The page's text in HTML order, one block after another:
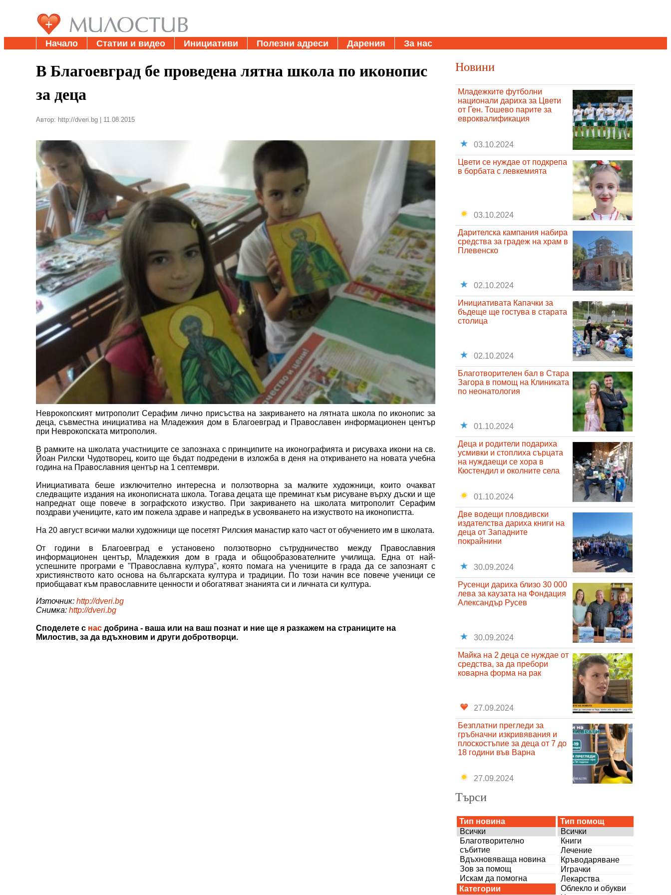
Начало Статии и видео Инициативи Полезни адреси Дарения За нас
В Благоевград бе проведена лятна школа по иконопис
за деца
Автор: http://dveri.bg | 11.08.2015
Неврокопският митрополит Серафим лично присъства на закриването на лятната школа по иконопис за
деца, съвместна инициатива на Младежкия дом в Благоевград и Православен информационен център
при Неврокопската митрополия.
В рамките на школата участниците се запознаха с принципите на иконографията и рисуваха икони на св.
Йоан Рилски Чудотворец, които ще бъдат подредени в изложба в деня на откриването на новата учебна
година на Православния център на 1 септември.
Инициативата беше изключително интересна и ползотворна за малките художници, които очакват
следващите издания на иконописната школа. Тогава децата ще преминат към рисуване върху дъски и ще
напреднат още повече в зографското изкуство. При закриването на школата митрополит Серафим
поздрави учениците, като им пожела здраве и напредък в усвояването на изкуството на иконопистта.
На 20 август всички малки художници ще посетят Рилския манастир като част от обучението им в школата.
От години в Благоевград е установено ползотворно сътрудничество между Православния
информационен център, Младежкия дом в града и общообразователните училища. Една от най-
успешните програми е "Православна култура", която помага на учениците в града да се запознаят с
християнството като основа на българската култура и традиции. По този начин все повече ученици се
приобщават към православните ценности и обогатяват знанията си и личната си култура.
Източник: http://dveri.bg
Снимка: http://dveri.bg
Споделете с нас добрина - ваша или на ваш познат и ние ще я разкажем на страниците на
Милостив, за да вдъхновим и други добротворци.
Новини
Младежките футболни
национали дариха за Цвети
от Ген. Тошево парите за
евроквалификация
03.10.2024
Цвети се нуждае от подкрепа
в борбата с левкемията
03.10.2024
Дарителска кампания набира
средства за градеж на храм в
Плевенско
02.10.2024
Инициативата Капачки за
бъдеще ще гостува в старата
столица
02.10.2024
Благотворителен бал в Стара
Загора в помощ на Клиниката
по неонатология
01.10.2024
Деца и родители подариха
усмивки и стоплиха сърцата
на нуждаещи се хора в
Кюстендил и околните села
01.10.2024
Две водещи пловдивски
издателства дариха книги на
деца от Западните
покрайнини
30.09.2024
Русенци дариха близо 30 000
лева за каузата на Фондация
Александър Русев
30.09.2024
Майка на 2 деца се нуждае от
средства, за да пребори
коварна форма на рак
27.09.2024
Безплатни прегледи за
гръбначни изкривявания и
плоскостъпие за деца от 7 до
18 години във Варна
27.09.2024
Търси
Тип новина
Всички
Благотворително
събитие
Вдъхновяваща новина
Зов за помощ
Искам да помогна
Категории
Тип помощ
Всички
Книги
Лечение
Кръводаряване
Играчки
Лекарства
Облекло и обукви